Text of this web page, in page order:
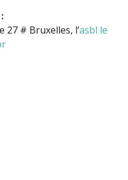
# Bruxelles, l’asbl le